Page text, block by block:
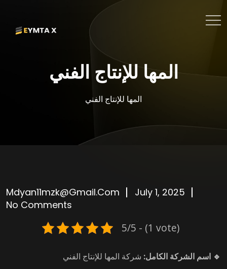
المها للإنتاج الفني
المها للإنتاج الفني
Mdyan11mzk@gmail.com
July 1, 2025
No Comments
5/5 - (1 vote)
🔹 اسم الشركة الكامل: شركة المها للإنتاج الفني